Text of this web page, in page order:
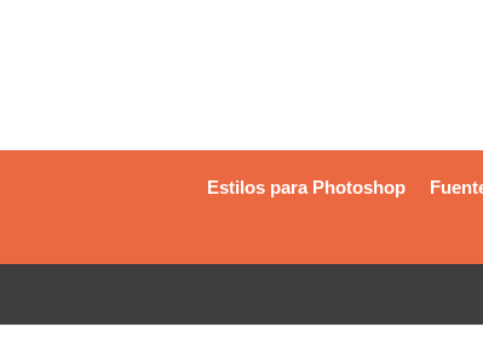
Estilos para Photoshop